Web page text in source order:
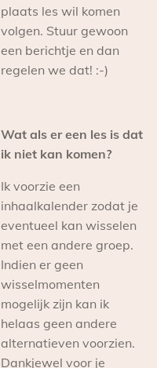
plaats les wil komen
volgen. Stuur gewoon
een berichtje en dan
regelen we dat! :-)
Wat als er een les is dat
ik niet kan komen?
Ik voorzie een
inhaalkalender zodat je
eventueel kan wisselen
met een andere groep.
Indien er geen
wisselmomenten
mogelijk zijn kan ik
helaas geen andere
alternatieven voorzien.
Dankjewel voor je